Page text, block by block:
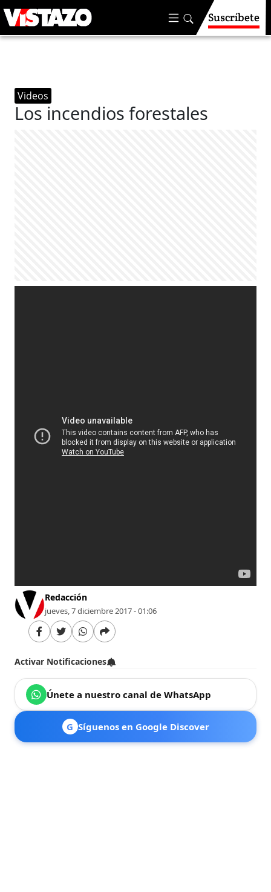
Suscríbete
Videos
Los incendios forestales
Redacción
jueves, 7 diciembre 2017 - 01:06
Activar Notificaciones
Únete a nuestro canal de WhatsApp
G Síguenos en Google Discover